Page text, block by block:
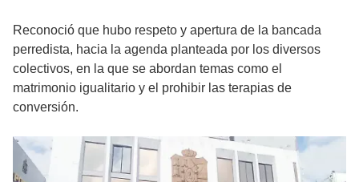
Reconoció que hubo respeto y apertura de la bancada
perredista, hacia la agenda planteada por los diversos
colectivos, en la que se abordan temas como el
matrimonio igualitario y el prohibir las terapias de
conversión.